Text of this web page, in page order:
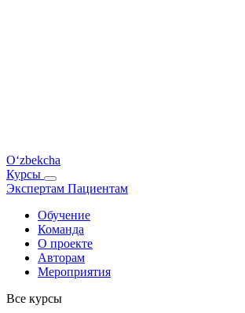
O‘zbekcha
Курсы
Экспертам Пациентам
Обучение
Команда
О проекте
Авторам
Мероприятия
Все курсы